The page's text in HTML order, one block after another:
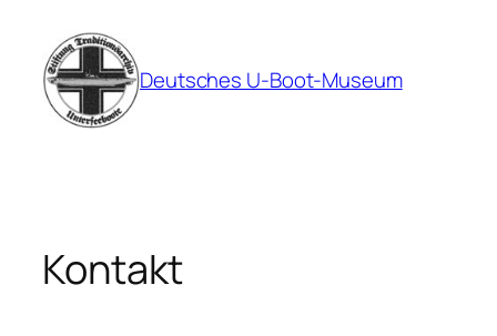
Inhalt
springen
Deutsches U-Boot-Museum
Kontakt